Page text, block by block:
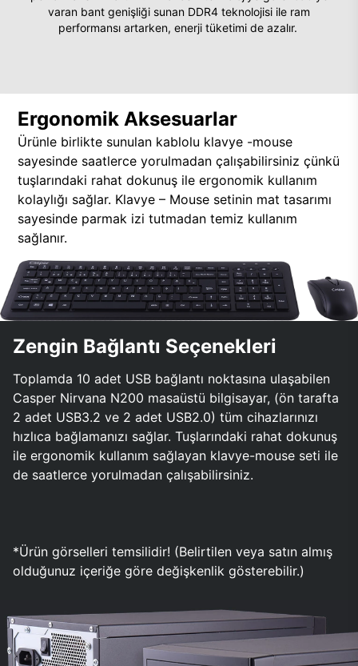
varan bant genişliği sunan DDR4 teknolojisi ile ram
performansı artarken, enerji tüketimi de azalır.
Ergonomik Aksesuarlar
Ürünle birlikte sunulan kablolu klavye -mouse
sayesinde saatlerce yorulmadan çalışabilirsiniz çünkü
tuşlarındaki rahat dokunuş ile ergonomik kullanım
kolaylığı sağlar. Klavye – Mouse setinin mat tasarımı
sayesinde parmak izi tutmadan temiz kullanım
sağlanır.
Zengin Bağlantı Seçenekleri
Toplamda 10 adet USB bağlantı noktasına ulaşabilen
Casper Nirvana N200 masaüstü bilgisayar, (ön tarafta
2 adet USB3.2 ve 2 adet USB2.0) tüm cihazlarınızı
hızlıca bağlamanızı sağlar. Tuşlarındaki rahat dokunuş
ile ergonomik kullanım sağlayan klavye-mouse seti ile
de saatlerce yorulmadan çalışabilirsiniz.
*Ürün görselleri temsilidir! (Belirtilen veya satın almış
olduğunuz içeriğe göre değişkenlik gösterebilir.)